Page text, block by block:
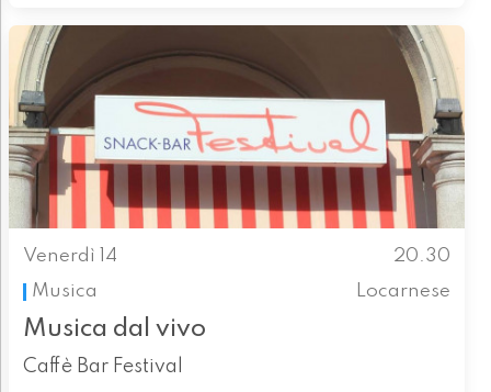
Venerdì 14
20.30
Musica
Locarnese
Musica dal vivo
Caffè Bar Festival